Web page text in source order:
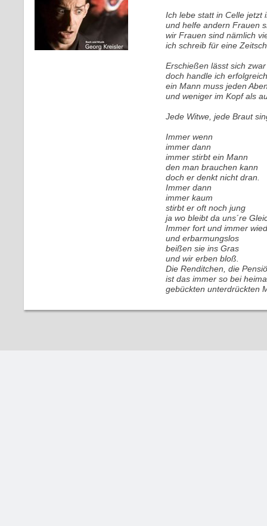
Ich lebe statt in Celle jetzt
und helfe andern Frauen
wir Frauen sind nämlich
ich schreib für eine
Erschießen lässt sich
doch handle ich
ein Mann muss jeden
und weniger im Kopf als
Jede Witwe, jede Braut
Immer wenn
immer dann
immer stirbt ein Mann
den man brauchen kann
doch er denkt nicht dran.
Immer dann
immer kaum
stirbt er oft noch jung
ja wo bleibt da uns´re
Immer fort und immer
und erbarmungslos
beißen sie ins Gras
und wir erben bloß.
Die Renditchen, die
ist das immer so bei
gebückten unterdrückten